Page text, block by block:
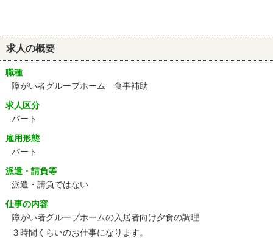
求人の概要
職種
障がい者グループホーム 食事補助
求人区分
パート
雇用形態
パート
派遣・請負等
派遣・請負ではない
仕事の内容
障がい者グループホームの入居者向け夕食の調理
３時間くらいのお仕事になります。